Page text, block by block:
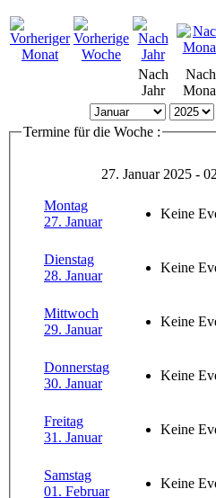
Nach
Jahr
Nach
Termine für die Woche :
27. Januar 2025 -
Montag
27. Januar
Keine
Dienstag
28. Januar
Keine
Mittwoch
29. Januar
Keine
Donnerstag
30. Januar
Keine
Freitag
31. Januar
Keine
Samstag
01. Februar
Keine